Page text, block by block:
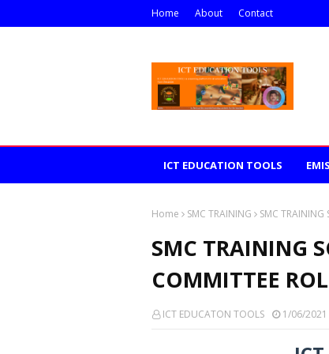
Home About Contact
ICT EDUCATION TOOLS EMIS
Home SMC TRAINING SMC TRAINING
SMC TRAINING
COMMITTEE
ICT EDUCATON TOOLS 1/06/